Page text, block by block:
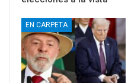
EN CARPETA